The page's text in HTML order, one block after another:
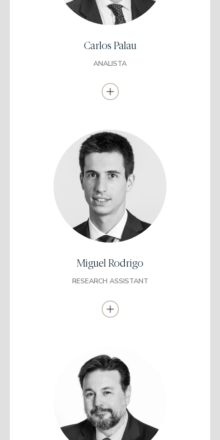
Carlos Palau
ANALISTA
Es CFA (Chartered Financial Analyst) desde
2018 y tiene el título de Asesor Financiero EFA
Desarrollo de Negocio en CIMNE Tecnología (2012-2013).
Se incorporó a EDM en 2017 como Analista de Renta Variable
Miguel Rodrigo
RESEARCH ASSISTANT
Licenciado en Economía
Universidad Pompeu Fabra
Experiencia previa a EDM: participó como Analista de Equity en
Quadriga Asset Management en 2018 y HI Partners en 2019 en
condición de Internship.
Se incorporó a EDM en 2021 como Research Assistant.
Licenciado en Ciencias Económicas y
Empresariales y Licenciado en Ciencias
Políticas y Sociología
Universidad Complutense (Madrid)